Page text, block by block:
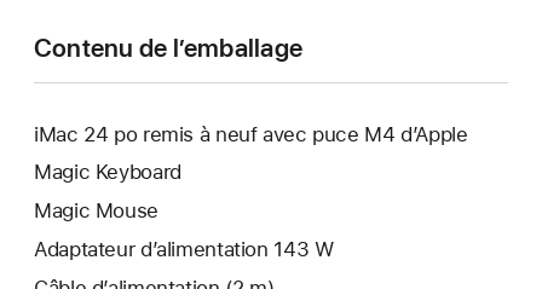
Contenu de l’emballage
iMac 24 po remis à neuf avec puce M4 d’Apple
Magic Keyboard
Magic Mouse
Adaptateur d’alimentation 143 W